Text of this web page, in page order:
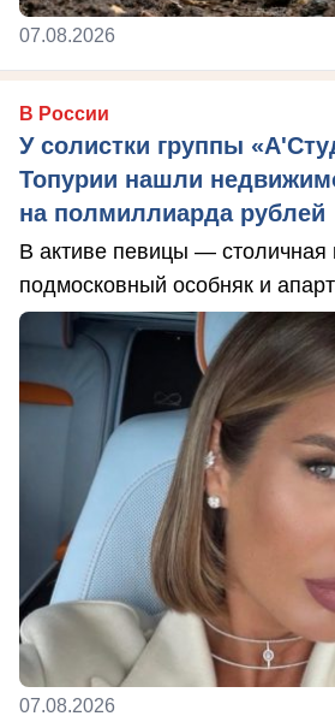
07.08.2026
В России
У солистки группы
Топурии нашли
на полмиллиарда рублей
В активе певицы — столичная
подмосковный особняк и
07.08.2026